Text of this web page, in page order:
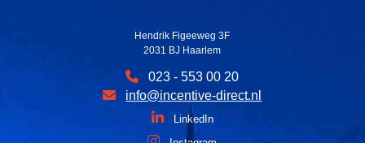
Hendrik Figeeweg 3F
2031 BJ Haarlem
023 - 553 00 20
info@incentive-direct.nl
LinkedIn